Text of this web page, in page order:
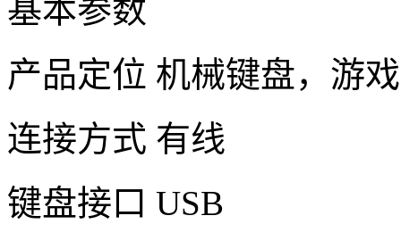
基本参数
产品定位 机械键盘，游
连接方式 有线
键盘接口 USB